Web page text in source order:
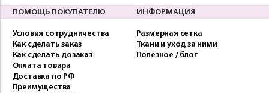
ПОМОЩЬ ПОКУПАТЕЛЮ
Условия сотрудничества
Как сделать заказ
Как сделать дозаказ
Оплата товара
Доставка по РФ
Преимущества
ИНФОРМАЦИЯ
Размерная сетка
Ткани и уход за ними
Полезное / блог